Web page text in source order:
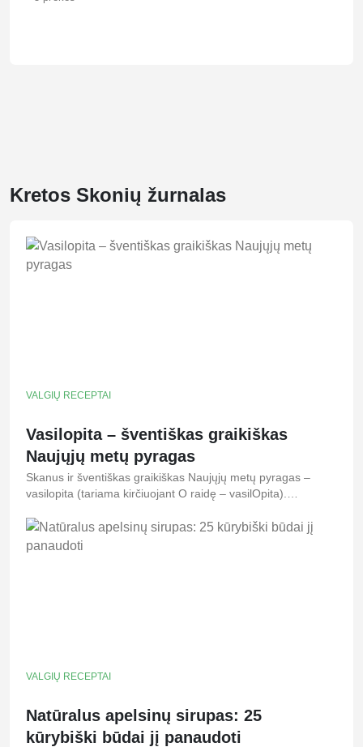
Kretos Skonių žurnalas
VALGIŲ RECEPTAI
Vasilopita – šventiškas graikiškas
Naujųjų metų pyragas
Skanus ir šventiškas graikiškas Naujųjų metų pyragas –
vasilopita (tariama kirčiuojant O raidę – vasilOpita).…
VALGIŲ RECEPTAI
Natūralus apelsinų sirupas: 25
kūrybiški būdai jį panaudoti